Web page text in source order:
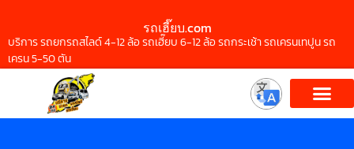
รถเฮี๊ยบ.com
บริการ รถยกรถสไลด์ 4-12 ล้อ รถเฮี๊ยบ 6-12 ล้อ รถกระเช้า รถเครนเทปูน รถ
เครน 5-50 ตัน